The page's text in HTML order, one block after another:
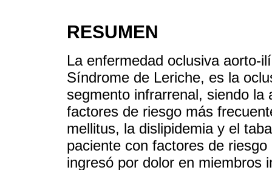
RESUMEN
La enfermedad oclusiva aorto-
Síndrome de Leriche, es la
segmento infrarrenal, siendo
factores de riesgo más
mellitus, la dislipidemia y el
paciente con factores de
ingresó por dolor en miembros